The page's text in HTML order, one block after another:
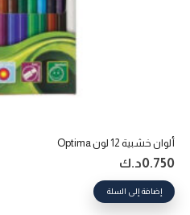
ألوان خشبية 12 لون Optima
0.750د.ك
إضافة إلى السلة